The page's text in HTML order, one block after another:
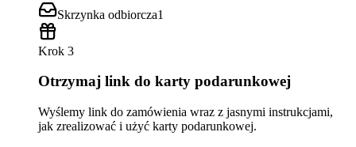
Skrzynka odbiorcza1
Krok 3
Otrzymaj link do karty podarunkowej
Wyślemy link do zamówienia wraz z jasnymi instrukcjami,
jak zrealizować i użyć karty podarunkowej.